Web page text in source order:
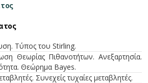
Τύπος του Stirling.
Θεωρίας Πιθανοτήτων. Ανεξαρτησία.
Θεώρημα Bayes.
Συνεχείς τυχαίες μεταβλητές.